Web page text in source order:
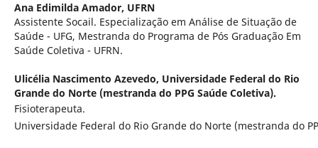
Ana Edimilda Amador, UFRN
Assistente Socail. Especialização em Análise de Situação de
Saúde - UFG, Mestranda do Programa de Pós Graduação Em
Saúde Coletiva - UFRN.
Ulicélia Nascimento Azevedo, Universidade Federal do Rio
Grande do Norte (mestranda do PPG Saúde Coletiva).
Fisioterapeuta.
Universidade Federal do Rio Grande do Norte (mestranda do